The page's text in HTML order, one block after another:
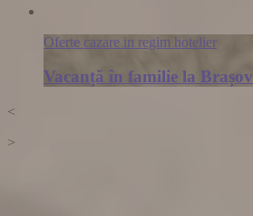
Oferte cazare in regim hotelier
Vacanță în familie la Brașov
<
>